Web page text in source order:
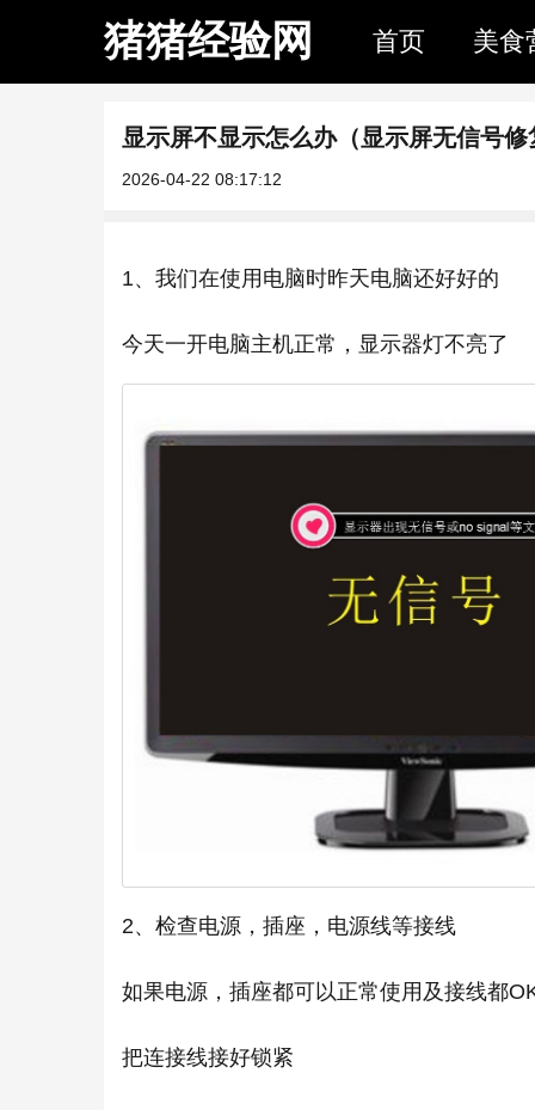
猪猪经验网 首页 美食
显示屏不显示怎么办（显示屏无信号修
2026-04-22 08:17:12
1、我们在使用电脑时昨天电脑还好好的
今天一开电脑主机正常，显示器灯不亮了
2、检查电源，插座，电源线等接线
如果电源，插座都可以正常使用及接线都
把连接线接好锁紧